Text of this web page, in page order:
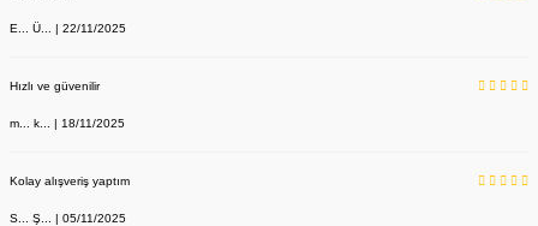
E... Ü... | 22/11/2025
Hızlı ve güvenilir
m... k... | 18/11/2025
Kolay alışveriş yaptım
S... Ş... | 05/11/2025